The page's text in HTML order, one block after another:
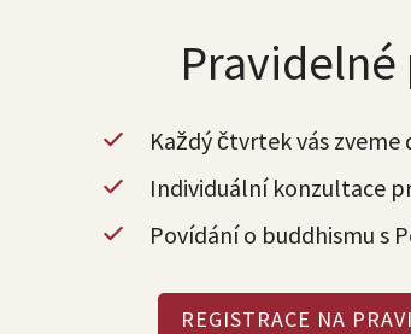
Každý čtvrtek vás
Individuální konzultace
Povídání o buddhismu s
REGISTRACE NA